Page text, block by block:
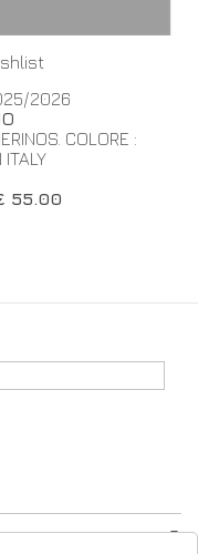
2026
COLORE :
ITALY
55.00